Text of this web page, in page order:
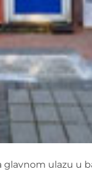
glavnom ulazu u